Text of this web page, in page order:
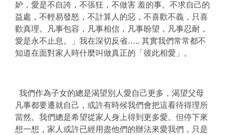
妒，愛是不自誇，不張狂，不做害 羞的事。不求自己的
益處，不輕易發怒，不計算人的惡，不喜歡不義，只喜
歡真理。凡事包容，凡事相信，凡事盼望，凡事忍耐，
愛是永不止息。」我在深切反省….. 其實我們常常都不
知道在面對家人時什麼叫做真正的「彼此相愛」。
我們作為子女的總是渴望別人愛自己更多，渴望父母
凡事都要遷就自己，或許有時候我們會把這看待得理所
當然。我們總是希望從家人身上得到更多愛。但停下來
想一想，家人或許已經用盡他們的辦法來愛我們，只是